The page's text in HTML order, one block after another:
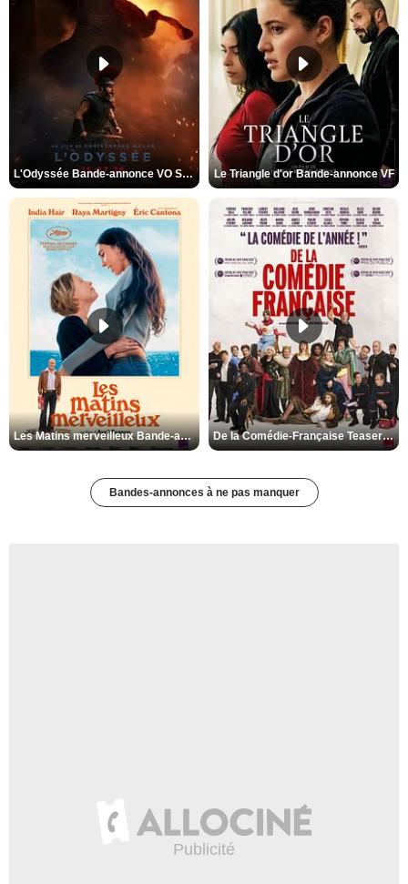
L'Odyssée Bande-annonce VO STFR Le Triangle d'or Bande-annonce VF
Les Matins merveilleux Bande-annonce VF De la Comédie-Française Teaser VF
Bandes-annonces à ne pas manquer